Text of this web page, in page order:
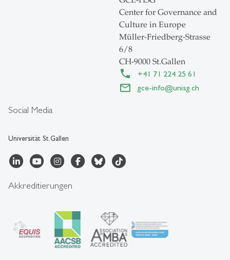
Social Media
Universität St.Gallen
Center for Governance and
Culture in Europe
Müller-Friedberg-Strasse
6/8
CH-9000 St.Gallen
+41 71 224 25 61
gce-info@unisg.ch
Akkreditierungen